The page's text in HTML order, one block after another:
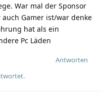
War mal der Sponsor
auch Gamer ist/war denke
hat als ein
Pc Läden
Antworten